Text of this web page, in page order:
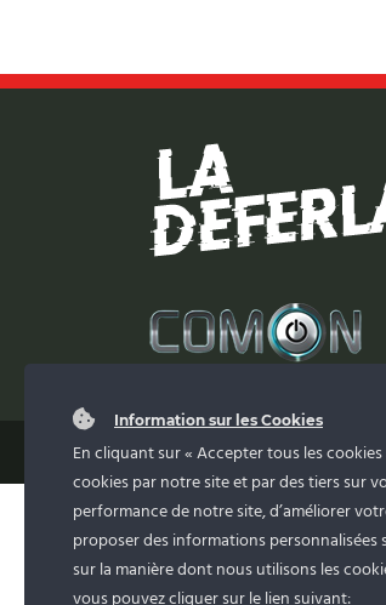
Information sur les Cookies
En cliquant sur « Accepter tous les
cookies par notre site et par des tiers sur
performance de notre site, d’améliorer
proposer des informations personnalisées
sur la manière dont nous utilisons les